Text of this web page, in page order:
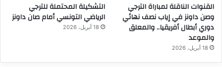
القنوات الناقلة لمباراة الترجي
وصن داونز في إياب نصف نهائي
دوري أبطال أفريقيا.. والمعلق
والموعد
18 أبريل، 2026
التشكيلة المحتملة للترجي
الرياضي التونسي أمام صان داونز
18 أبريل، 2026